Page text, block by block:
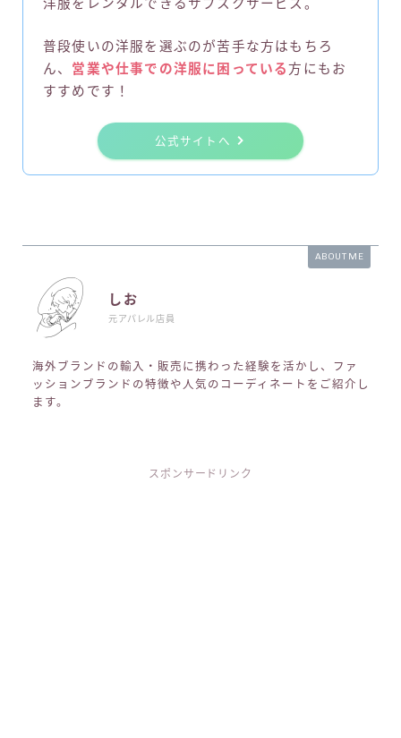
洋服をレンタルできるサブスクサービス。
普段使いの洋服を選ぶのが苦手な方はもちろ
ん、 営業や仕事での洋服に困っている方にもお
すすめです！
公式サイトへ
ABOUT ME
しお
元アパレル店員
海外ブランドの輸入・販売に携わった経験を活かし、ファ
ッションブランドの特徴や人気のコーディネートをご紹介し
ます。
スポンサードリンク